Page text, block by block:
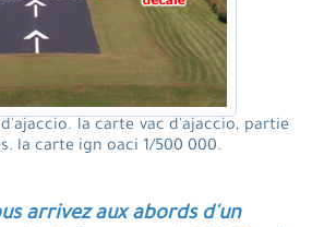
la carte vac d'ajaccio, partie
la carte ign oaci 1/500 000.
arrivez aux abords d'un